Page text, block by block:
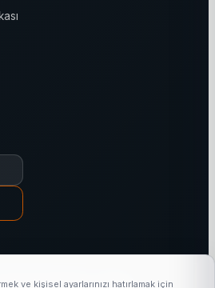
3144+ 7/24
ve kişisel ayarlarınızı hatırlamak için